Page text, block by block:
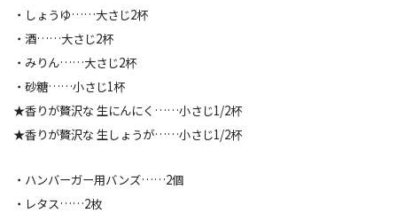
・しょうゆ……大さじ2杯
・酒……大さじ2杯
・みりん……大さじ2杯
・砂糖……小さじ1杯
★香りが贅沢な 生にんにく ……小さじ1/2杯
★香りが贅沢な 生しょうが……小さじ1/2杯
・ハンバーガー用バンズ……2個
・レタス……2枚